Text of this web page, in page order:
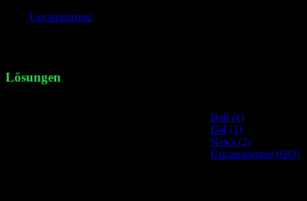
Uncategorized
Dali (1)
Di4 (1)
News (2)
Uncategorized (683)
Lösungen